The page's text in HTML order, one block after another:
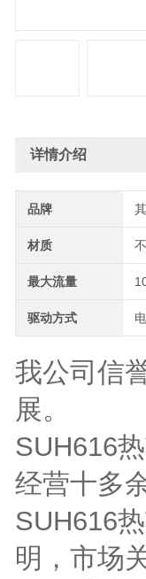
详情介绍
品牌
材质
最大流量
驱动方式
我公司信
展。
SUH616
经营十多
SUH616
明，市场